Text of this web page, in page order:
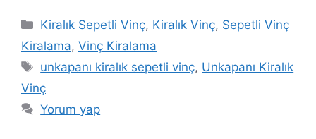
Kategoriler
Kiralık Sepetli Vinç, Kiralık Vinç, Sepetli Vinç
Kiralama, Vinç Kiralama
Etiketler
unkapanı kiralık sepetli vinç, Unkapanı Kiralık
Vinç
Yorum yap